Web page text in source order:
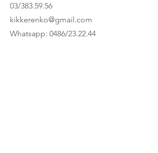
03/383.59.56
kikkerenko@gmail.com
Whatsapp: 0486/23.22.44